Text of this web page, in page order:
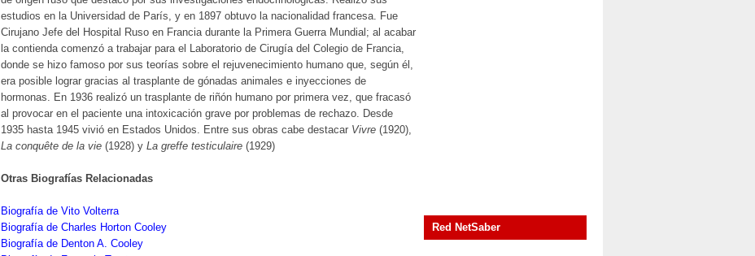
estudios en la Universidad de París, y en 1897 obtuvo la nacionalidad francesa. Fue
Cirujano Jefe del Hospital Ruso en Francia durante la Primera Guerra Mundial; al acabar
la contienda comenzó a trabajar para el Laboratorio de Cirugía del Colegio de Francia,
donde se hizo famoso por sus teorías sobre el rejuvenecimiento humano que, según él,
era posible lograr gracias al trasplante de gónadas animales e inyecciones de
hormonas. En 1936 realizó un trasplante de riñón humano por primera vez, que fracasó
al provocar en el paciente una intoxicación grave por problemas de rechazo. Desde
1935 hasta 1945 vivió en Estados Unidos. Entre sus obras cabe destacar Vivre (1920),
La conquête de la vie (1928) y La greffe testiculaire (1929)
Otras Biografías Relacionadas
Biografía de Vito Volterra
Biografía de Charles Horton Cooley
Biografía de Denton A. Cooley
Red NetSaber